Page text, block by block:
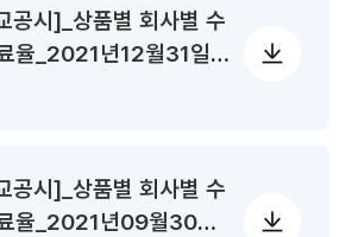
공시]_상품별 회사별 수
율_2021년12월31일
공시]_상품별 회사별 수
율_2021년09월30일